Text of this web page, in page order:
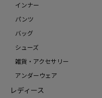
インナー
パンツ
バッグ
シューズ
雑貨・アクセサリー
アンダーウェア
レディース